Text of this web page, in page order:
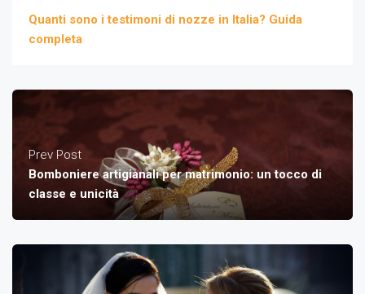
Quanti sono i testimoni di nozze in Italia? Guida
completa
Prev Post
Bomboniere artigianali per matrimonio: un tocco di
classe e unicità